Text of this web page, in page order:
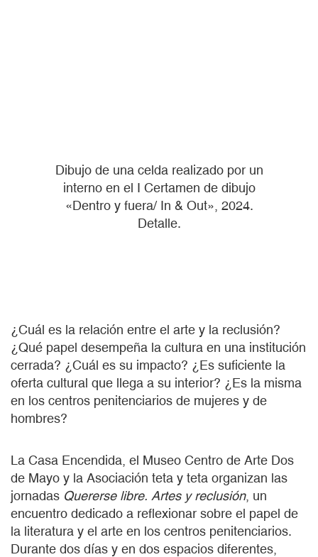
Dibujo de una celda realizado por un
interno en el I Certamen de dibujo
«Dentro y fuera/ In & Out», 2024.
Detalle.
¿Cuál es la relación entre el arte y la reclusión?
¿Qué papel desempeña la cultura en una institución
cerrada? ¿Cuál es su impacto? ¿Es suficiente la
oferta cultural que llega a su interior? ¿Es la misma
en los centros penitenciarios de mujeres y de
hombres?
La Casa Encendida, el Museo Centro de Arte Dos
de Mayo y la Asociación teta y teta organizan las
jornadas Quererse libre. Artes y reclusión, un
encuentro dedicado a reflexionar sobre el papel de
la literatura y el arte en los centros penitenciarios.
Durante dos días y en dos espacios diferentes,